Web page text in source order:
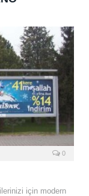
0
için modern